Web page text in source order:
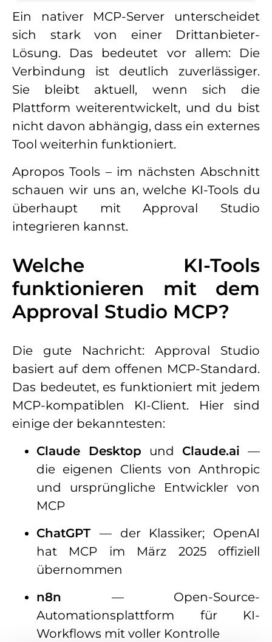
Ein nativer MCP-Server unterscheidet
sich stark von einer Drittanbieter-
Lösung. Das bedeutet vor allem: Die
Verbindung ist deutlich zuverlässiger.
Sie bleibt aktuell, wenn sich die
Plattform weiterentwickelt, und du bist
nicht davon abhängig, dass ein externes
Tool weiterhin funktioniert.
Apropos Tools – im nächsten Abschnitt
schauen wir uns an, welche KI-Tools du
überhaupt mit Approval Studio
integrieren kannst.
Welche KI-Tools
funktionieren mit dem
Approval Studio MCP?
Die gute Nachricht: Approval Studio
basiert auf dem offenen MCP-Standard.
Das bedeutet, es funktioniert mit jedem
MCP-kompatiblen KI-Client. Hier sind
einige der bekanntesten:
Claude Desktop und Claude.ai —
die eigenen Clients von Anthropic
und ursprüngliche Entwickler von
MCP
ChatGPT — der Klassiker; OpenAI
hat MCP im März 2025 offiziell
übernommen
n8n — Open-Source-
Automationsplattform für KI-
Workflows mit voller Kontrolle